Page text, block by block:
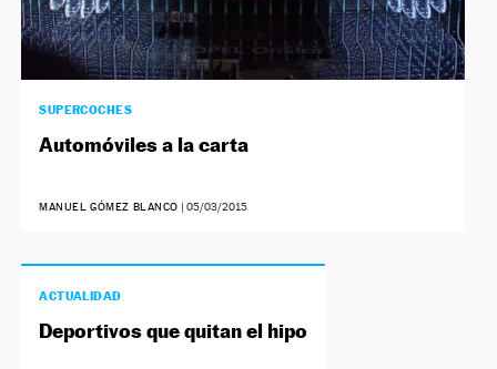
SUPERCOCHES
Automóviles a la carta
MANUEL GÓMEZ BLANCO |05/03/2015
ACTUALIDAD
Deportivos que quitan el hipo